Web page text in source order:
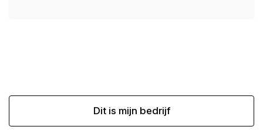
Dit is mijn bedrijf